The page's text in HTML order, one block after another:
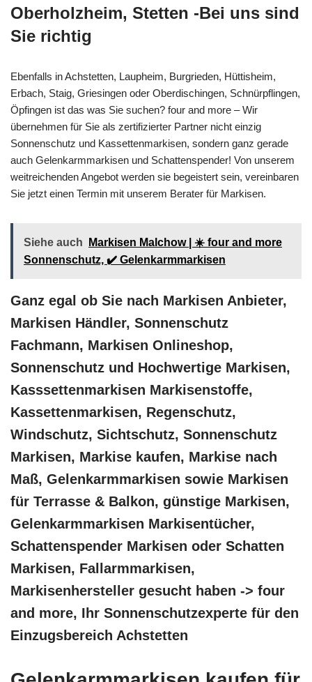
Oberholzheim, Stetten -Bei uns sind
Sie richtig
Ebenfalls in Achstetten, Laupheim, Burgrieden, Hüttisheim,
Erbach, Staig, Griesingen oder Oberdischingen, Schnürpflingen,
Öpfingen ist das was Sie suchen? four and more – Wir
übernehmen für Sie als zertifizierter Partner nicht einzig
Sonnenschutz und Kassettenmarkisen, sondern ganz gerade
auch Gelenkarmmarkisen und Schattenspender! Von unserem
weitreichenden Angebot werden sie begeistert sein, vereinbaren
Sie jetzt einen Termin mit unserem Berater für Markisen.
Siehe auch
Markisen Malchow | ☀️ four and more
Sonnenschutz, ✔️ Gelenkarmmarkisen
Ganz egal ob Sie nach Markisen Anbieter,
Markisen Händler, Sonnenschutz
Fachmann, Markisen Onlineshop,
Sonnenschutz und Hochwertige Markisen,
Kasssettenmarkisen Markisenstoffe,
Kassettenmarkisen, Regenschutz,
Windschutz, Sichtschutz, Sonnenschutz
Markisen, Markise kaufen, Markise nach
Maß, Gelenkarmmarkisen sowie Markisen
für Terrasse & Balkon, günstige Markisen,
Gelenkarmmarkisen Markisentücher,
Schattenspender Markisen oder Schatten
Markisen, Fallarmmarkisen,
Markisenhersteller gesucht haben -> four
and more, Ihr Sonnenschutzexperte für den
Einzugsbereich Achstetten